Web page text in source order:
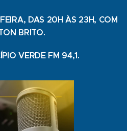
DAS 20H ÀS 23H, COM
BRITO.
VERDE FM 94,1.